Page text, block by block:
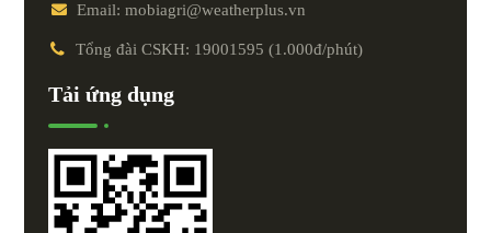
Email: mobiagri@weatherplus.vn
Tổng đài CSKH: 19001595 (1.000đ/phút)
Tải ứng dụng